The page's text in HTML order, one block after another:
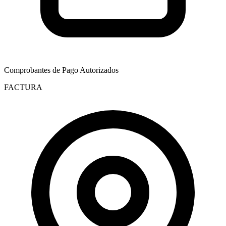
Comprobantes de Pago Autorizados
FACTURA